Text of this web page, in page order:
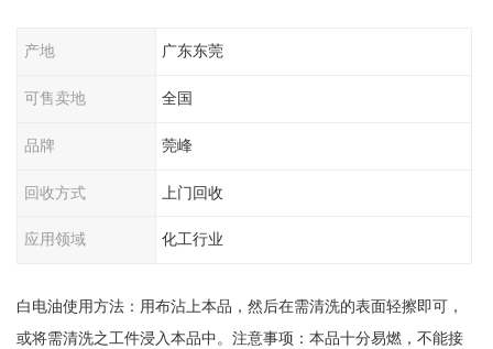
产地 广东东莞
可售卖地 全国
品牌 莞峰
回收方式 上门回收
应用领域 化工行业
白电油使用方法：用布沾上本品，然后在需清洗的表面轻擦即可，
或将需清洗之工件浸入本品中。注意事项：本品十分易燃，不能接